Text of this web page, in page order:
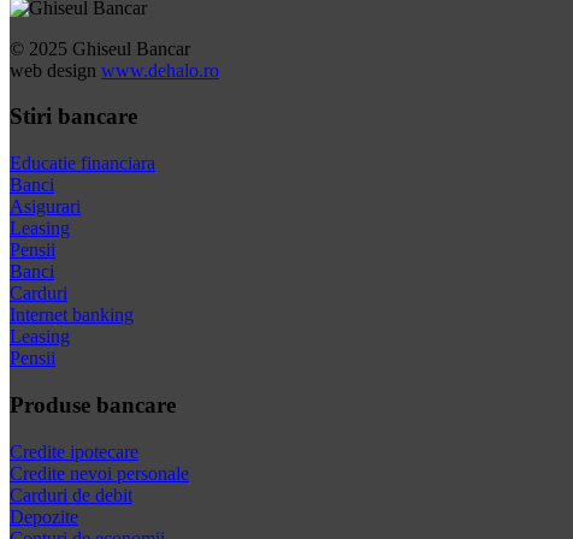
© 2025 Ghiseul Bancar
web design www.dehalo.ro
Stiri bancare
Educatie financiara
Banci
Asigurari
Leasing
Pensii
Banci
Carduri
Internet banking
Leasing
Pensii
Produse bancare
Credite ipotecare
Credite nevoi personale
Carduri de debit
Depozite